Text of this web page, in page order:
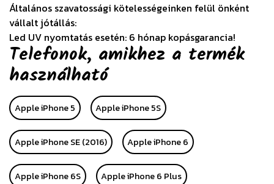
Általános szavatossági kötelességeinken felül önként
vállalt jótállás:
Led UV nyomtatás esetén: 6 hónap kopásgarancia!
Telefonok, amikhez a termék
használható
Apple iPhone 5 Apple iPhone 5S
Apple iPhone SE (2016) Apple iPhone 6
Apple iPhone 6S Apple iPhone 6 Plus